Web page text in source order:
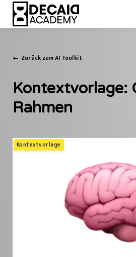
Zurück zum AI Toolkit
Kontextvorlage:
Rahmen
Kontextvorlage